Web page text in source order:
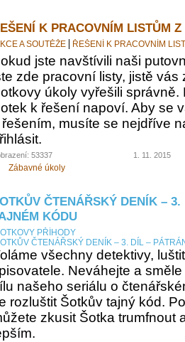
K PRACOVNÍM LISTŮM Z
A SOUTĚŽE ŘEŠENÍ K PRACOVNÍM
jste navštívili naši
zde pracovní listy, jistě vás
úkoly vyřešili
k řešení napoví. Aby se
musíte se nejdříve
53337 1. 11. 2015
Zábavné úkoly
ČTENÁŘSKÝ DENÍK –
KÓDU
PŘÍHODY
ČTENÁŘSKÝ DENÍK – 3. DÍL –
všechny detektivy,
Neváhejte a
našeho seriálu o
rozluštit Šotkův tajný kód.
zkusit Šotka trumfnout